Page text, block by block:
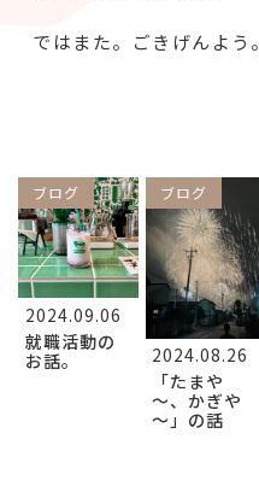
ではまた。ごきげんよう。
ブログ
2024.09.06
就職活動の
お話。
ブログ
2024.08.26
「たまや
～、かぎや
～」の話